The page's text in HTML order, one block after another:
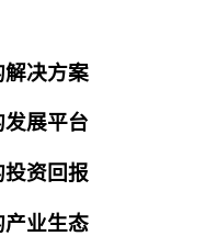
解决方案
展平台
资回报
产业生态